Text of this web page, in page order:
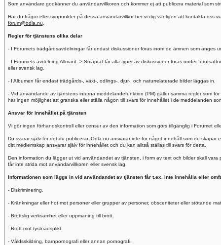
Som användare godkänner du användarvillkoren och kommer ej att publicera material som
Har du frågor eller synpunkter på dessa användarvillkor ber vi dig vänligen att kontakta oss
forum@odla.nu
Regler för tjänstens olika delar
- I Forumets trädgårdsavdelningar får endast diskussioner föras inom de ämnen som anges
- I Forumets avdelning Allmänt -> Småprat får alla typer av diskussioner föras under
eller svensk lag.
- I Albumen får endast trädgårds-, växt-, odlings-, djur-, och naturrelaterade bilder läggas in.
- Vid användande av tjänstens interna meddelandefunktion (PM) gäller samma regler som
har ingen möjlighet att granska eller ställa någon till svars för innehållet i de meddelanden
Ansvar för innehållet på tjänsten
Vi gör ingen förhandskontroll eller censur av den information som görs tillgänglig i Forumet
Du svarar själv för det du publicerar. Odla.nu ansvarar inte för något innehåll som du skapar
ditt medlemskap ansvarar själv för innehållet och du kan alltså ställas till svars för detta.
Den information du lägger ut vid användandet av tjänsten, i form av text och bilder skall
får inte strida mot användarvillkoren eller svensk lag.
Informationen som läggs in vid användandet av tjänsten får t.ex. inte innehålla eller
- Diskriminering.
- Kränkningar eller hot mot personer eller grupper av personer, obsceniteter eller stötande
- Brottslig verksamhet eller uppmaning till brott.
- Brott mot tystnadsplikt.
- Våldsskildring, barnpornografi eller annan pornografi.